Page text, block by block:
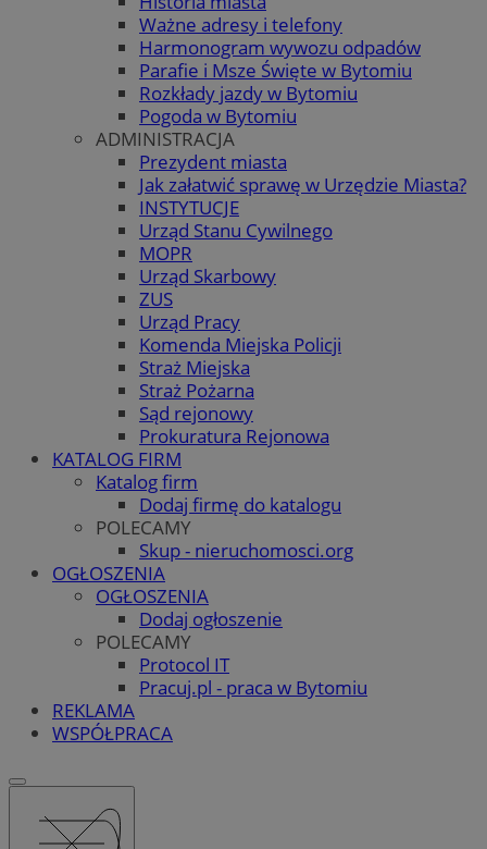
Ważne adresy i telefony
Harmonogram wywozu odpadów
Parafie i Msze Święte w Bytomiu
Rozkłady jazdy w Bytomiu
Pogoda w Bytomiu
ADMINISTRACJA
Prezydent miasta
Jak załatwić sprawę w Urzędzie Miasta?
INSTYTUCJE
Urząd Stanu Cywilnego
MOPR
Urząd Skarbowy
ZUS
Urząd Pracy
Komenda Miejska Policji
Straż Miejska
Straż Pożarna
Sąd rejonowy
Prokuratura Rejonowa
KATALOG FIRM
Katalog firm
Dodaj firmę do katalogu
POLECAMY
Skup - nieruchomosci.org
OGŁOSZENIA
OGŁOSZENIA
Dodaj ogłoszenie
POLECAMY
Protocol IT
Pracuj.pl - praca w Bytomiu
REKLAMA
WSPÓŁPRACA